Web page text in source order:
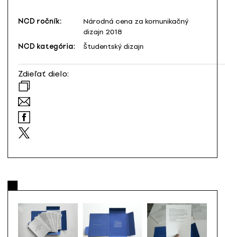
NCD ročník:
Národná cena za komunikačný
dizajn 2018
NCD kategória:
Študentský dizajn
Zdieľať dielo: